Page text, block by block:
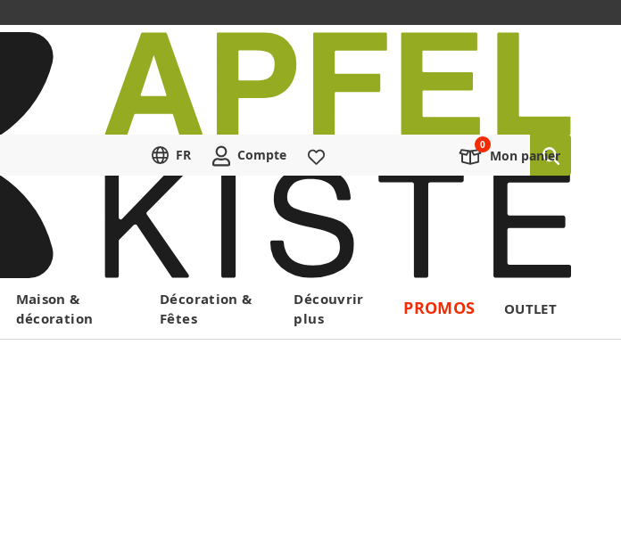
FR Compte Mon panier
Maison &
décoration
Décoration &
Fêtes
Découvrir
plus
PROMOS OUTLET